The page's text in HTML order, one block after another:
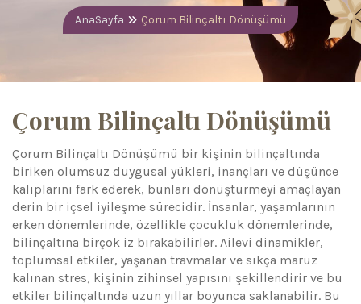
AnaSayfa Çorum Bilinçaltı Dönüşümü
Çorum Bilinçaltı Dönüşümü
Çorum Bilinçaltı Dönüşümü bir kişinin bilinçaltında
biriken olumsuz duygusal yükleri, inançları ve düşünce
kalıplarını fark ederek, bunları dönüştürmeyi amaçlayan
derin bir içsel iyileşme sürecidir. İnsanlar, yaşamlarının
erken dönemlerinde, özellikle çocukluk dönemlerinde,
bilinçaltına birçok iz bırakabilirler. Ailevi dinamikler,
toplumsal etkiler, yaşanan travmalar ve sıkça maruz
kalınan stres, kişinin zihinsel yapısını şekillendirir ve bu
etkiler bilinçaltında uzun yıllar boyunca saklanabilir. Bu